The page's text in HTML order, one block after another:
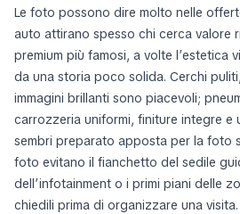
Le foto possono dire molto nelle
auto attirano spesso chi cerca valore
premium più famosi, a volte l’estetica
da una storia poco solida. Cerchi
immagini brillanti sono piacevoli;
carrozzeria uniformi, finiture integre e
sembri preparato apposta per la foto
foto evitano il fianchetto del sedile
dell’infotainment o i primi piani delle
chiedili prima di organizzare una visita.